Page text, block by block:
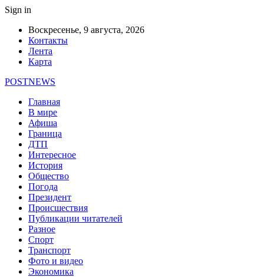
Sign in
Воскресенье, 9 августа, 2026
Контакты
Лента
Карта
POSTNEWS
Главная
В мире
Афиша
Граница
ДТП
Интересное
История
Общество
Погода
Президент
Происшествия
Публикации читателей
Разное
Спорт
Транспорт
Фото и видео
Экономика